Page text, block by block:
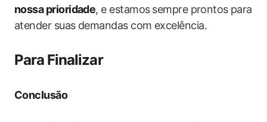
nossa prioridade, e estamos ⁤sempre prontos ⁣para
atender suas demandas com excelência.
Para Finalizar
Conclusão